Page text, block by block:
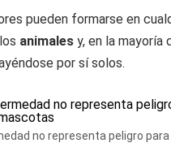
pueden formarse en
animales y, en la mayoría
por sí solos.
no representa peligro